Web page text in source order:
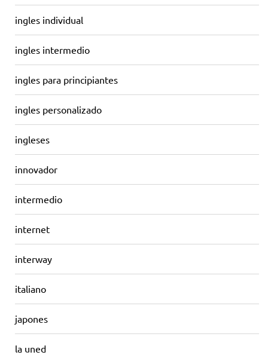
ingles individual
ingles intermedio
ingles para principiantes
ingles personalizado
ingleses
innovador
intermedio
internet
interway
italiano
japones
la uned